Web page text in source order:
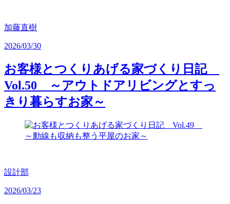
加藤直樹
2026/03/30
お客様とつくりあげる家づくり日記
Vol.50 ～アウトドアリビングとすっ
きり暮らすお家～
設計部
2026/03/23